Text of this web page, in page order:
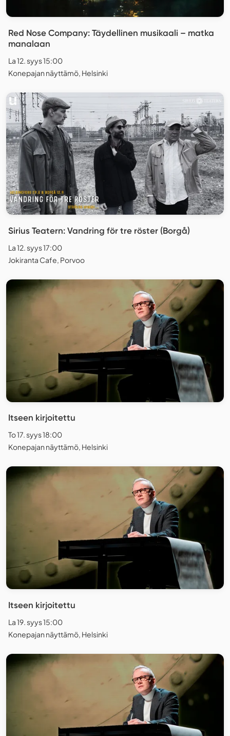
Red Nose Company: Täydellinen musikaali – matka
manalaan
La 12. syys 15:00
Konepajan näyttämö, Helsinki
Sirius Teatern: Vandring för tre röster (Borgå)
La 12. syys 17:00
Jokiranta Cafe, Porvoo
Itseen kirjoitettu
To 17. syys 18:00
Konepajan näyttämö, Helsinki
Itseen kirjoitettu
La 19. syys 15:00
Konepajan näyttämö, Helsinki